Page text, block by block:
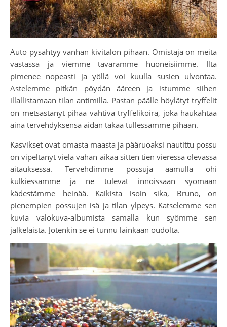
Auto pysähtyy vanhan kivitalon pihaan. Omistaja on meitä
vastassa ja viemme tavaramme huoneisiimme. Ilta
pimenee nopeasti ja yöllä voi kuulla susien ulvontaa.
Astelemme pitkän pöydän ääreen ja istumme siihen
illallistamaan tilan antimilla. Pastan päälle höylätyt tryffelit
on metsästänyt pihaa vahtiva tryffelikoira, joka haukahtaa
aina tervehdyksensä aidan takaa tullessamme pihaan.
Kasvikset ovat omasta maasta ja pääruoaksi nautittu possu
on vipeltänyt vielä vähän aikaa sitten tien vieressä olevassa
aitauksessa. Tervehdimme possuja aamulla ohi
kulkiessamme ja ne tulevat innoissaan syömään
kädestämme heinää. Kaikista isoin sika, Bruno, on
pienempien possujen isä ja tilan ylpeys. Katselemme sen
kuvia valokuva-albumista samalla kun syömme sen
jälkeläistä. Jotenkin se ei tunnu lainkaan oudolta.